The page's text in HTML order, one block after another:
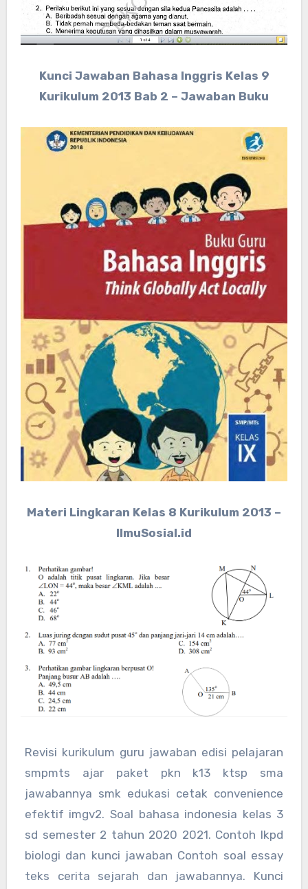
Kunci Jawaban Bahasa Inggris Kelas 9
Kurikulum 2013 Bab 2 – Jawaban Buku
Materi Lingkaran Kelas 8 Kurikulum 2013 –
IlmuSosial.id
Revisi kurikulum guru jawaban edisi pelajaran
smpmts ajar paket pkn k13 ktsp sma
jawabannya smk edukasi cetak convenience
efektif imgv2. Soal bahasa indonesia kelas 3
sd semester 2 tahun 2020 2021. Contoh lkpd
biologi dan kunci jawaban Contoh soal essay
teks cerita sejarah dan jawabannya. Kunci